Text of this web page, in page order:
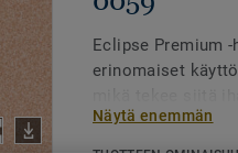
Eclipse Premium
erinomaiset
tiloihin, kuten
Näytä enemmän